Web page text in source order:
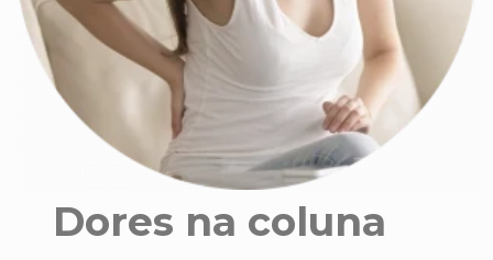
Dores na coluna